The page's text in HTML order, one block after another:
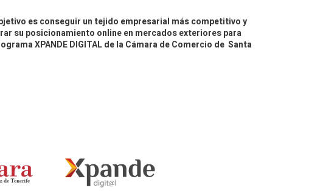
es conseguir un tejido empresarial más competitivo y
su posicionamiento online en mercados exteriores para
XPANDE DIGITAL de la Cámara de Comercio de Santa